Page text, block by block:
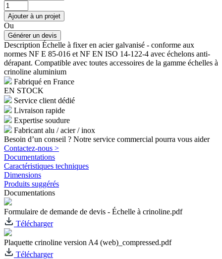
Ou
Description Échelle à fixer en acier galvanisé - conforme aux
normes NF E 85-016 et NF EN ISO 14-122-4 avec échelons anti-
dérapant. Compatible avec toutes accessoires de la gamme échelles à
crinoline aluminium
Fabriqué en France
EN STOCK
Service client dédié
Livraison rapide
Expertise soudure
Fabricant alu / acier / inox
Besoin d’un conseil ? Notre service commercial pourra vous aider
Contactez-nous >
Documentations
Caractéristiques techniques
Dimensions
Produits suggérés
Documentations
Formulaire de demande de devis - Échelle à crinoline.pdf
Télécharger
Plaquette crinoline version A4 (web)_compressed.pdf
Télécharger